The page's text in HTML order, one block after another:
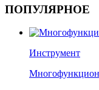
ПОПУЛЯРНОЕ
Инструмент